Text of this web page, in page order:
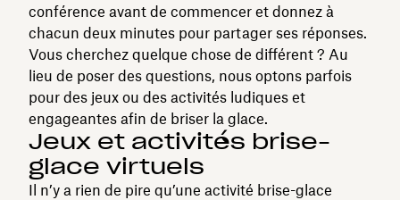
conférence avant de commencer et donnez à
chacun deux minutes pour partager ses réponses.
Vous cherchez quelque chose de différent ? Au
lieu de poser des questions, nous optons parfois
pour des jeux ou des activités ludiques et
engageantes afin de briser la glace.
Jeux et activités brise-
glace virtuels
Il n’y a rien de pire qu’une activité brise-glace